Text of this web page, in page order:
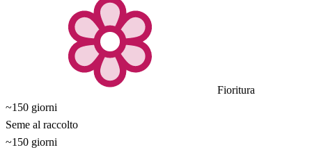
Fioritura
~150 giorni
Seme al raccolto
~150 giorni